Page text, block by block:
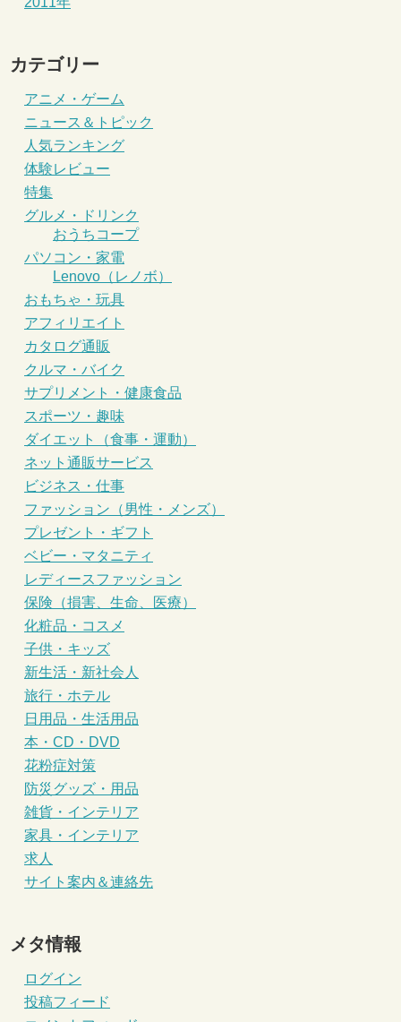
カテゴリー
アニメ・ゲーム
ニュース＆トピック
人気ランキング
体験レビュー
特集
グルメ・ドリンク
おうちコープ
パソコン・家電
Lenovo（レノボ）
おもちゃ・玩具
アフィリエイト
カタログ通販
クルマ・バイク
サプリメント・健康食品
スポーツ・趣味
ダイエット（食事・運動）
ネット通販サービス
ビジネス・仕事
ファッション（男性・メンズ）
プレゼント・ギフト
ベビー・マタニティ
レディースファッション
保険（損害、生命、医療）
化粧品・コスメ
子供・キッズ
新生活・新社会人
旅行・ホテル
日用品・生活用品
本・CD・DVD
花粉症対策
防災グッズ・用品
雑貨・インテリア
家具・インテリア
求人
サイト案内＆連絡先
メタ情報
ログイン
投稿フィード